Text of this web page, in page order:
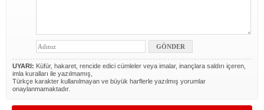
UYARI: Küfür, hakaret, rencide edici cümleler veya imalar, inançlara saldırı içeren,
imla kuralları ile yazılmamış,
Türkçe karakter kullanılmayan ve büyük harflerle yazılmış yorumlar
onaylanmamaktadır.